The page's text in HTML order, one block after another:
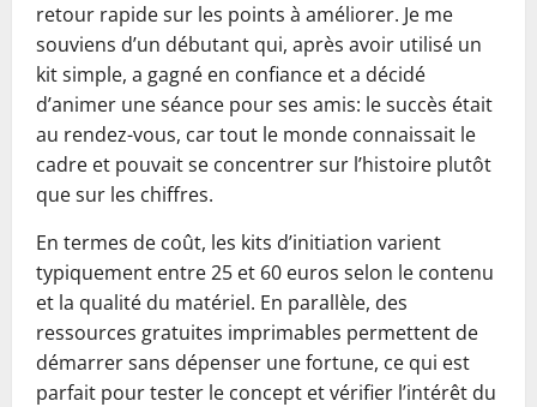
retour rapide sur les points à améliorer. Je me
souviens d’un débutant qui, après avoir utilisé un
kit simple, a gagné en confiance et a décidé
d’animer une séance pour ses amis: le succès était
au rendez-vous, car tout le monde connaissait le
cadre et pouvait se concentrer sur l’histoire plutôt
que sur les chiffres.
En termes de coût, les kits d’initiation varient
typiquement entre 25 et 60 euros selon le contenu
et la qualité du matériel. En parallèle, des
ressources gratuites imprimables permettent de
démarrer sans dépenser une fortune, ce qui est
parfait pour tester le concept et vérifier l’intérêt du